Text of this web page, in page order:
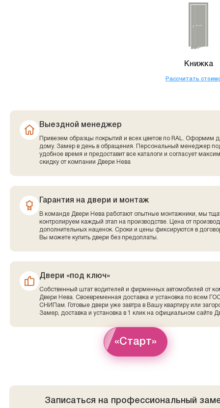
Книжка
Рассчитать
Выездной менеджер
Привезем образцы покрытий и всех цветов по RAL. Оформим
дому. Замер в день в обращения. Персональный менеджер
удобное время и предоставит все каталоги и согласует
скидку от компании Двери Нева
Гарантия на двери и монтаж
В команде Двери Нева работают опытные монтажники, мы
контролируем каждый этап на производстве. Цена от
дополнительных наценок. Сроки и цены фиксируются в
Вы можете купить двери без предоплаты.
Двери «под ключ»
Собственный штат водителей и фирменных автомобилей от
Двери Нева. Своевременная доставка и установка по всем
СНИПам. Готовые двери уже завтра в Вашу квартиру или
Замер, доставка и установка в 1 клик на официальном сайте
«Старт»
Записаться на профессиональный